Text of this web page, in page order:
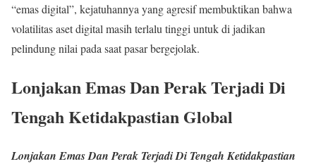
“emas digital”, kejatuhannya yang agresif membuktikan bahwa
volatilitas aset digital masih terlalu tinggi untuk di jadikan
pelindung nilai pada saat pasar bergejolak.
Lonjakan Emas Dan Perak Terjadi Di
Tengah Ketidakpastian Global
Lonjakan Emas Dan Perak Terjadi Di Tengah Ketidakpastian